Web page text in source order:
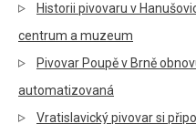
Historii pivovaru v
centrum a muzeum
Pivovar Poupě v Brně
automatizovaná
Vratislavický pivovar si